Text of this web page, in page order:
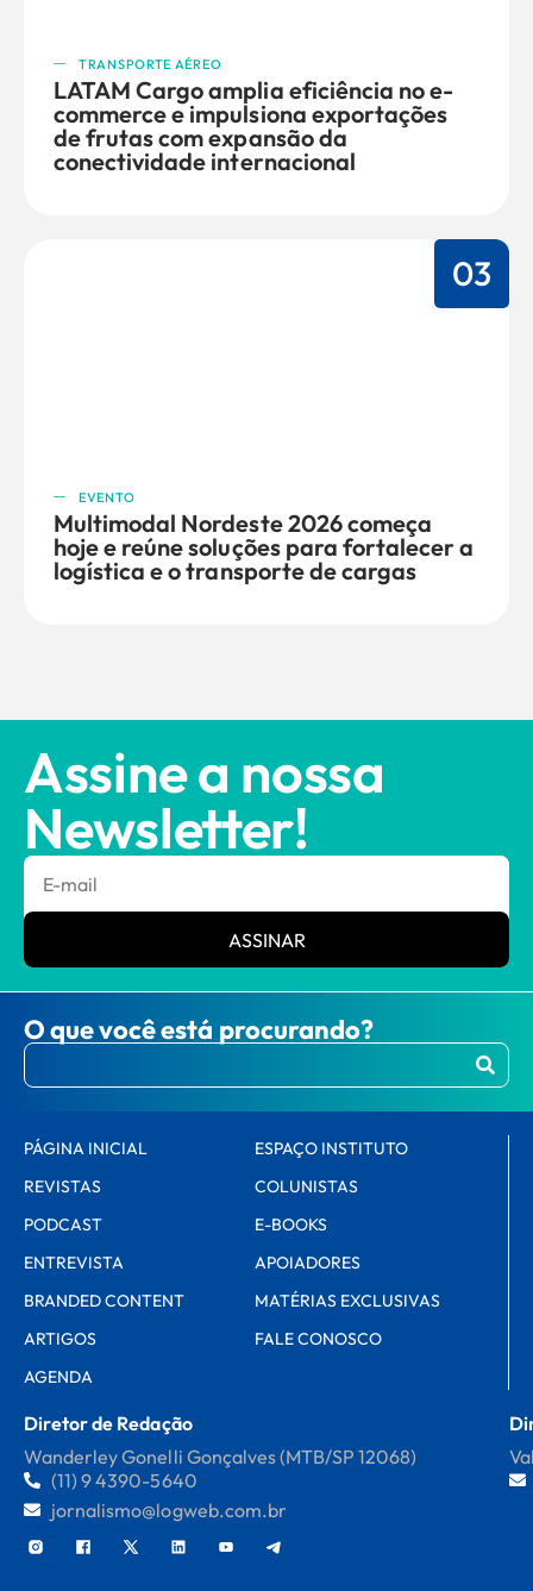
TRANSPORTE AÉREO
LATAM Cargo amplia eficiência no e-
commerce e impulsiona exportações
de frutas com expansão da
conectividade internacional
03
EVENTO
Multimodal Nordeste 2026 começa
hoje e reúne soluções para fortalecer a
logística e o transporte de cargas
Assine a nossa
Newsletter!
ASSINAR
O que você está procurando?
PÁGINA INICIAL
REVISTAS
PODCAST
ENTREVISTA
BRANDED CONTENT
ARTIGOS
AGENDA
ESPAÇO INSTITUTO
COLUNISTAS
E-BOOKS
APOIADORES
MATÉRIAS EXCLUSIVAS
FALE CONOSCO
Diretor de Redação
Wanderley Gonelli Gonçalves (MTB/SP 12068)
(11) 9 4390-5640
jornalismo@logweb.com.br